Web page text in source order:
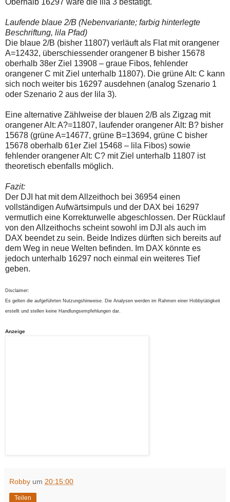
Oberhalb 16297 wäre die lila 3 bestätigt.
Laufende blaue 2/B (Nebenvariante; farbig hinterlegte
Beschriftung, lila Pfad)
Die blaue 2/B (bisher 11807) verläuft als Flat mit orangener
A=12432, überschiessender orangener B bisher 15678
oberhalb 38er Ziel 13908 – graue Fibos, fehlender
orangener C mit Ziel unterhalb 11807). Die grüne Alt: C kann
sich noch weiter bis 16297 ausdehnen (analog Szenario 1
oder Szenario 2 aus der lila 3).
Eine alternative Zählweise der blauen 2/B als Zigzag mit
orangener Alt: A?=11807, laufender orangener Alt: B? bisher
15678 (grüne A=14677, grüne B=13694, grüne C bisher
15678 oberhalb 61er Ziel 15468 – lila Fibos) sowie
fehlender orangener Alt: C? mit Ziel unterhalb 11807 ist
theoretisch ebenfalls möglich.
Fazit:
Der DJI hat mit dem Allzeithoch bei 36954 einen
vollständigen Aufwärtsimpuls und der DAX bei 16297
vermutlich eine Korrekturwelle abgeschlossen. Der Rücklauf
von den Allzeithochs scheint sowohl im DJI als auch im
DAX beendet zu sein. Beide Indizes dürften sich bereits auf
dem Weg in neue Welten befinden. Im DAX könnte es
jedoch unterhalb 16297 noch einmal ein weiteres Tief
geben.
Disclaimer:
Es gelten die aufgeführten Nutzungshinweise. Die Analysen werden im Rahmen einer Hobbytätigkeit
erstellt und stellen keine Handlungsempfehlungen dar.
Anzeige
Robby um 20:15:00
Teilen